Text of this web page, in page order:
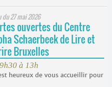
du27 mai 2026
ouvertes du Centre
Schaerbeek de Lire et
Bruxelles
à 13h
heureux de vous accueillir pour